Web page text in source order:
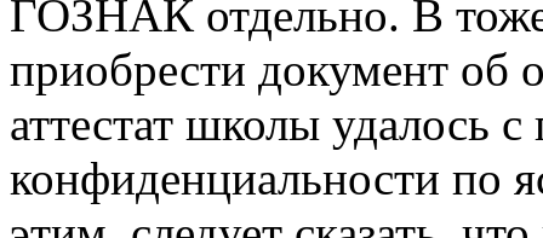
ГОЗНАК отдельно. В
приобрести документ об
аттестат школы удалось
конфиденциальности по